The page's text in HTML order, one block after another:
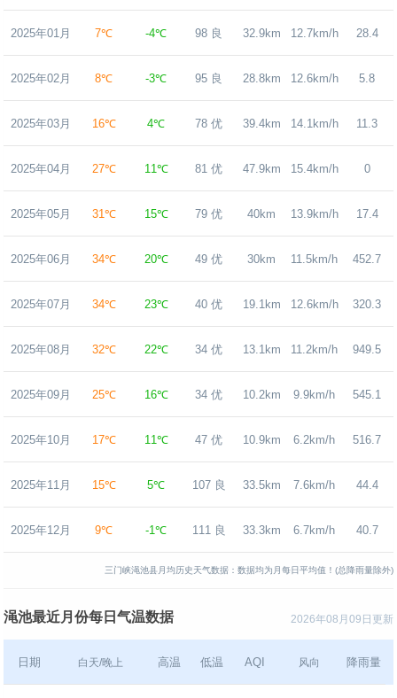
2025年01月 7℃ -4℃ 98 良 32.9km 12.7km/h 28.4
2025年02月 8℃ -3℃ 95 良 28.8km 12.6km/h 5.8
2025年03月 16℃ 4℃ 78 优 39.4km 14.1km/h 11.3
2025年04月 27℃ 11℃ 81 优 47.9km 15.4km/h 0
2025年05月 31℃ 15℃ 79 优 40km 13.9km/h 17.4
2025年06月 34℃ 20℃ 49 优 30km 11.5km/h 452.7
2025年07月 34℃ 23℃ 40 优 19.1km 12.6km/h 320.3
2025年08月 32℃ 22℃ 34 优 13.1km 11.2km/h 949.5
2025年09月 25℃ 16℃ 34 优 10.2km 9.9km/h 545.1
2025年10月 17℃ 11℃ 47 优 10.9km 6.2km/h 516.7
2025年11月 15℃ 5℃ 107 良 33.5km 7.6km/h 44.4
2025年12月 9℃ -1℃ 111 良 33.3km 6.7km/h 40.7
三门峡渑池县月均历史天气数据：数据均为月每日平均值！(总降雨量除外)
2026年08月09日更新
渑池最近月份每日气温数据
日期 白天/晚上 高温 低温 AQI 风向 降雨量